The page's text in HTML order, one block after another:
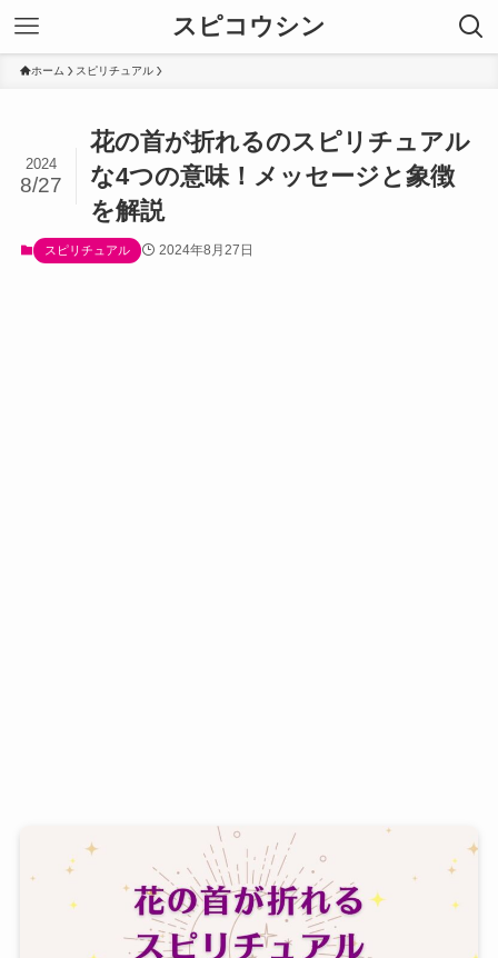
スピコウシン
ホーム スピリチュアル
花の首が折れるのスピリチュアル
な4つの意味！メッセージと象徴
を解説
2024
8/27
スピリチュアル 2024年8月27日